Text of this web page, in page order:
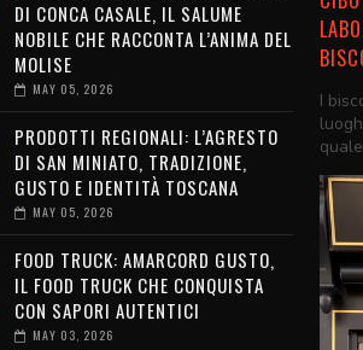
DI CONCA CASALE, IL SALUME
NOBILE CHE RACCONTA L’ANIMA DEL
MOLISE
MAY 05, 2026
PRODOTTI REGIONALI: L’AGRESTO
DI SAN MINIATO, TRADIZIONE,
GUSTO E IDENTITÀ TOSCANA
MAY 05, 2026
FOOD TRUCK: AMARCORD GUSTO,
IL FOOD TRUCK CHE CONQUISTA
CON SAPORI AUTENTICI
MAY 03, 2026
I